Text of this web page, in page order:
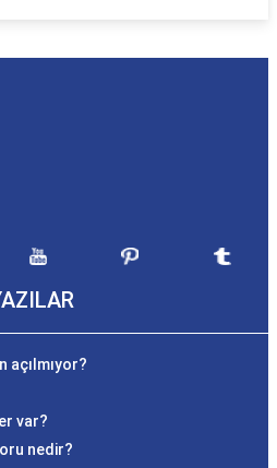
açılmıyor?
var?
nedir?